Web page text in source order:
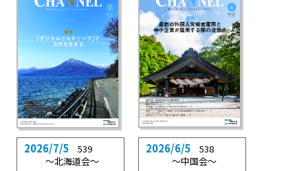
2026/7/5 539
〜北海道会〜
2026/6/5 538
〜中国会〜